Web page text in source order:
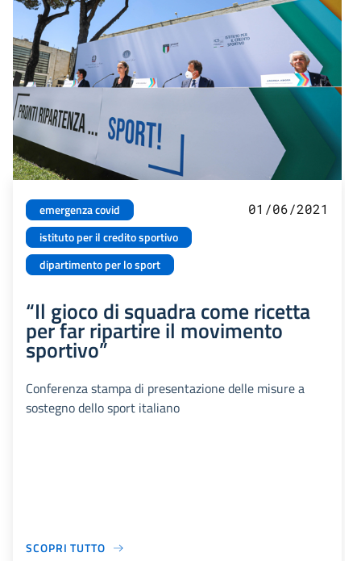
emergenza covid
istituto per il credito sportivo
dipartimento per lo sport
01/06/2021
“Il gioco di squadra come ricetta
per far ripartire il movimento
sportivo”
Conferenza stampa di presentazione delle misure a
sostegno dello sport italiano
SCOPRI TUTTO